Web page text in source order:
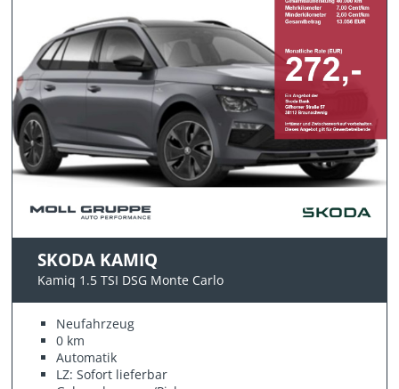
SKODA KAMIQ
Kamiq 1.5 TSI DSG Monte Carlo
Neufahrzeug
0 km
Automatik
LZ: Sofort lieferbar